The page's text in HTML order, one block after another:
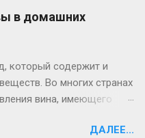
силы тяжести
и складки.
Первый правильный
разные
выбрать для себя самый
в домашних
который содержит и
Во многих странах
вина, имеющего
условиях, вы сможете
ДАЛЕЕ...